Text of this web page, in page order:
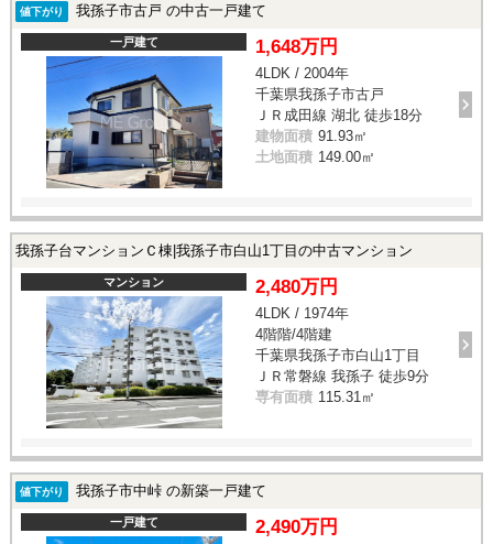
値下がり 我孫子市古戸 の中古一戸建て
一戸建て 1,648万円
4LDK / 2004年
千葉県我孫子市古戸
ＪＲ成田線 湖北 徒歩18分
建物面積 91.93㎡
土地面積 149.00㎡
我孫子台マンションＣ棟|我孫子市白山1丁目の中古マンション
マンション 2,480万円
4LDK / 1974年
4階階/4階建
千葉県我孫子市白山1丁目
ＪＲ常磐線 我孫子 徒歩9分
専有面積 115.31㎡
値下がり 我孫子市中峠 の新築一戸建て
一戸建て 2,490万円